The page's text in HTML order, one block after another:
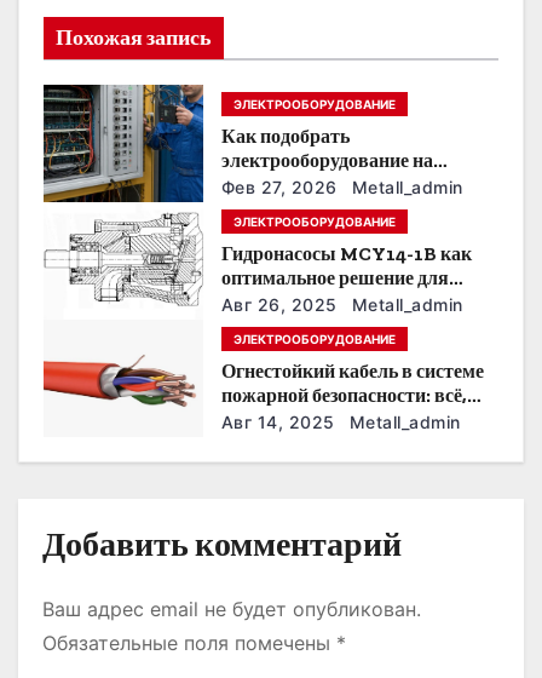
и
я
п
о
а
и
я
Похожая запись
ЭЛЕКТРООБОРУДОВАНИЕ
Как подобрать
электрооборудование на
предприятии под тяжелые
условия эксплуатации
Фев 27, 2026 Metall_admin
ЭЛЕКТРООБОРУДОВАНИЕ
Гидронасосы MCY14-1B как
оптимальное решение для
модернизации гидросистем
Авг 26, 2025 Metall_admin
ЭЛЕКТРООБОРУДОВАНИЕ
Огнестойкий кабель в системе
пожарной безопасности: всё,
что нужно знать
Авг 14, 2025 Metall_admin
Добавить комментарий
Ваш адрес email не будет опубликован.
Обязательные поля помечены *